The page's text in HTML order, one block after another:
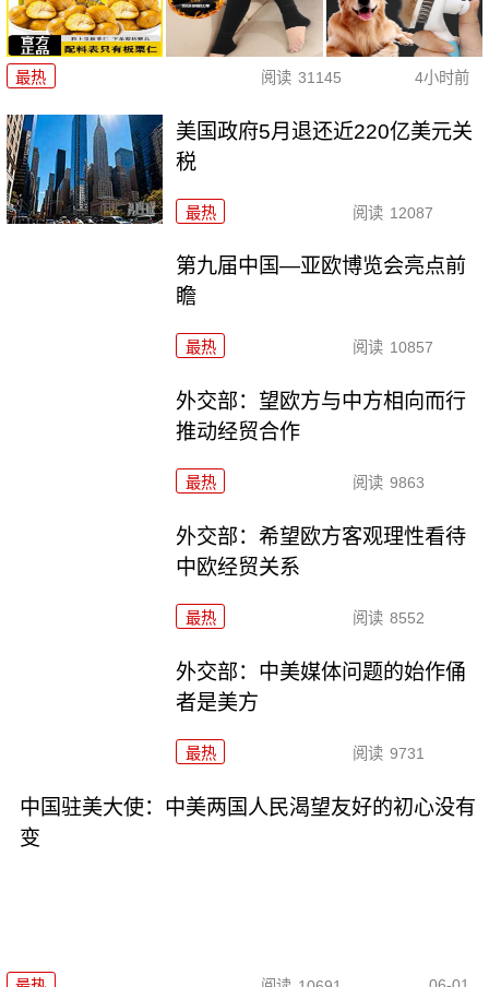
最热 阅读 31145 4小时前
美国政府5月退还近220亿美元关
税
最热 阅读 12087
第九届中国—亚欧博览会亮点前
瞻
最热 阅读 10857
外交部：望欧方与中方相向而行
推动经贸合作
最热 阅读 9863
外交部：希望欧方客观理性看待
中欧经贸关系
最热 阅读 8552
外交部：中美媒体问题的始作俑
者是美方
最热 阅读 9731
中国驻美大使：中美两国人民渴望友好的初心没有
变